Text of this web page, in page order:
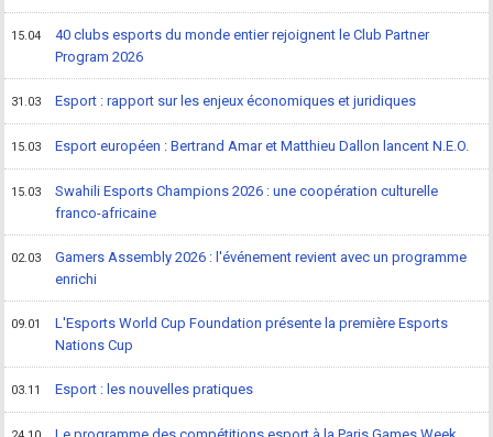
15.04
40 clubs esports du monde entier rejoignent le Club Partner
Program 2026
31.03 Esport : rapport sur les enjeux économiques et juridiques
15.03 Esport européen : Bertrand Amar et Matthieu Dallon lancent N.E.O.
15.03
Swahili Esports Champions 2026 : une coopération culturelle
franco-africaine
02.03
Gamers Assembly 2026 : l'événement revient avec un programme
enrichi
09.01
L'Esports World Cup Foundation présente la première Esports
Nations Cup
03.11 Esport : les nouvelles pratiques